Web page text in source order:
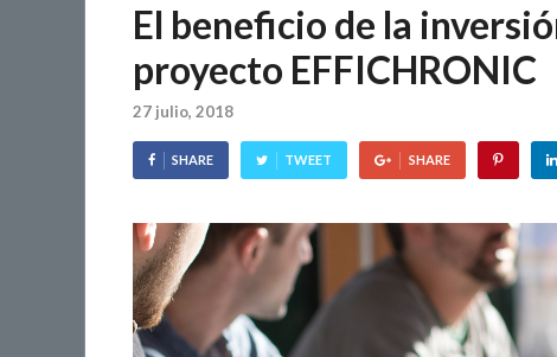
El beneficio de la
proyecto EFFICHRONIC
27 julio, 2018
SHARE TWEET SHARE